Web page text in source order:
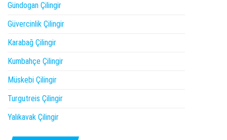
Gündogan Çilingir
Güvercinlik Çilingir
Karabağ Çilingir
Kumbahçe Çilingir
Müskebi Çilingir
Turgutreis Çilingir
Yalıkavak Çilingir